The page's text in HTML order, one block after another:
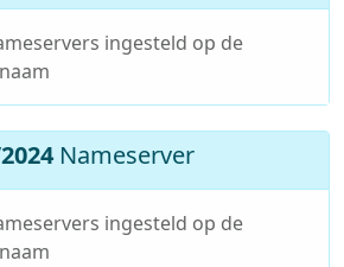
ingesteld op de
Nameserver
ingesteld op de